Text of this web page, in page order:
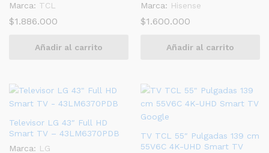
Marca: TCL
$1.886.000
Añadir al carrito
Marca: Hisense
$1.600.000
Añadir al carrito
Televisor LG 43″ Full HD
Smart TV – 43LM6370PDB
Marca: LG
TV TCL 55″ Pulgadas 139 cm
55V6C 4K-UHD Smart TV